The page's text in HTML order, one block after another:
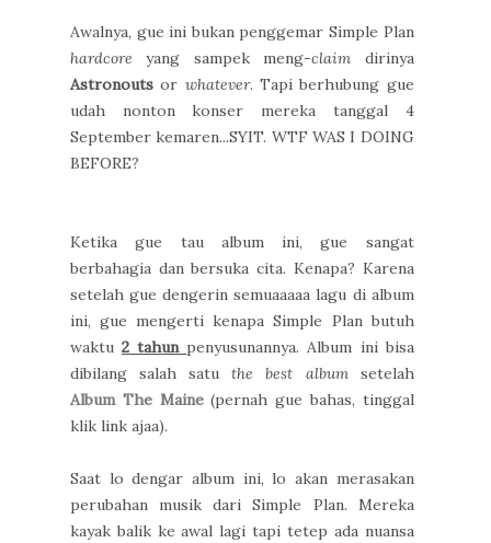
Awalnya, gue ini bukan penggemar Simple Plan
hardcore yang sampek meng-claim dirinya
Astronouts or whatever. Tapi berhubung gue
udah nonton konser mereka tanggal 4
September kemaren...SYIT. WTF WAS I DOING
BEFORE?
Ketika gue tau album ini, gue sangat
berbahagia dan bersuka cita. Kenapa? Karena
setelah gue dengerin semuaaaaa lagu di album
ini, gue mengerti kenapa Simple Plan butuh
waktu2 tahun penyusunannya. Album ini bisa
dibilang salah satu the best albumsetelah
Album The Maine(pernah gue bahas, tinggal
klik link ajaa).
Saat lo dengar album ini, lo akan merasakan
perubahan musik dari Simple Plan. Mereka
kayak balik ke awal lagi tapi tetep ada nuansa